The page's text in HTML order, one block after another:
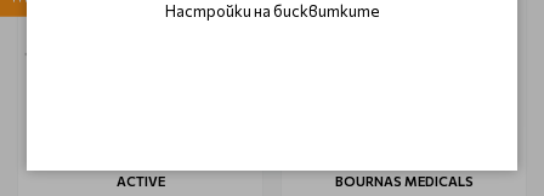
ACTIVE BOURNAS MEDICALS
Настройки на бисквитките